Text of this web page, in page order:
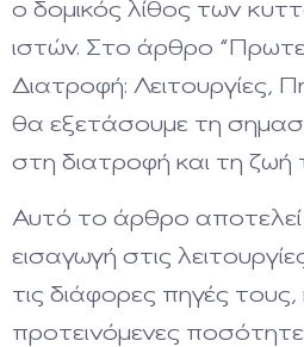
ο δομικός λίθος των
ιστών. Στο άρθρο
Διατροφή: Λειτουργίες,
θα εξετάσουμε τη
στη διατροφή και τη
Αυτό το άρθρο αποτελεί
εισαγωγή στις
τις διάφορες πηγές τους,
προτεινόμενες